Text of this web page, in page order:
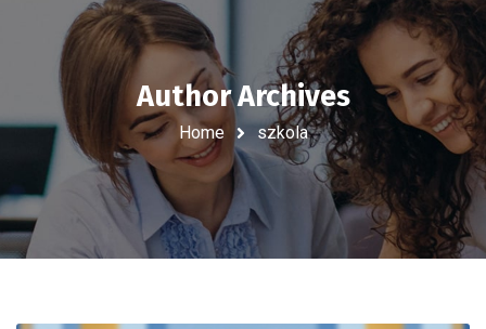
Author Archives
Home szkola